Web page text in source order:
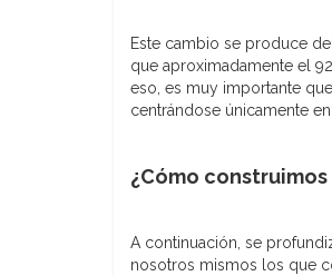
Este cambio se produce
que aproximadamente el
eso, es muy importante
centrándose únicamente
¿Cómo
A continuación, se
nosotros mismos los que